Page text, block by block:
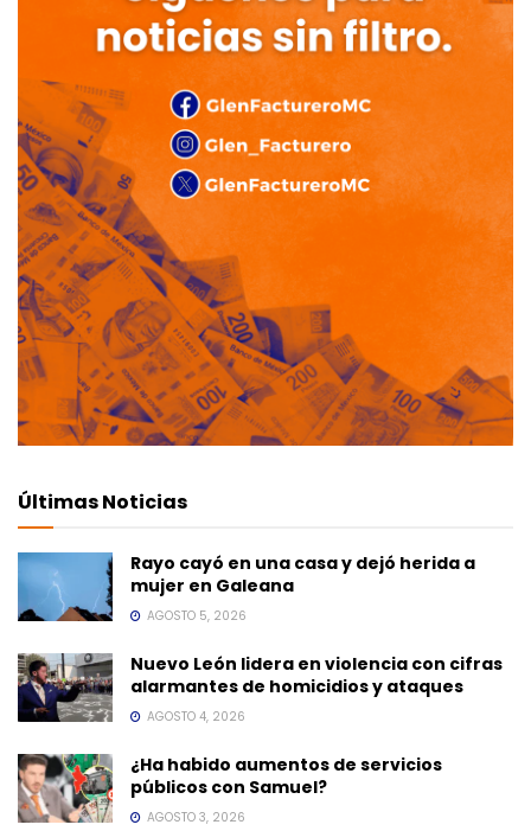
Últimas Noticias
Rayo cayó en una casa y dejó herida a
mujer en Galeana
AGOSTO 5, 2026
Nuevo León lidera en violencia con cifras
alarmantes de homicidios y ataques
AGOSTO 4, 2026
¿Ha habido aumentos de servicios
públicos con Samuel?
AGOSTO 3, 2026